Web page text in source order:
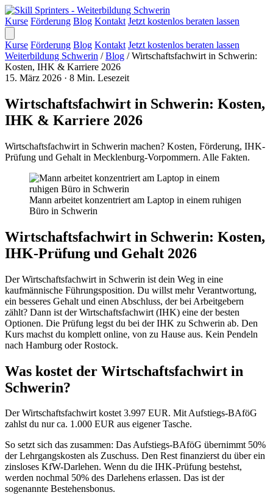
Kurse Förderung Blog Kontakt Jetzt kostenlos beraten lassen
Kurse Förderung Blog Kontakt Jetzt kostenlos beraten lassen
Weiterbildung Schwerin / Blog / Wirtschaftsfachwirt in Schwerin:
Kosten, IHK & Karriere 2026
15. März 2026 · 8 Min. Lesezeit
Wirtschaftsfachwirt in Schwerin: Kosten,
IHK & Karriere 2026
Wirtschaftsfachwirt in Schwerin machen? Kosten, Förderung, IHK-
Prüfung und Gehalt in Mecklenburg-Vorpommern. Alle Fakten.
Mann arbeitet konzentriert am Laptop in einem ruhigen
Büro in Schwerin
Wirtschaftsfachwirt in Schwerin: Kosten,
IHK-Prüfung und Gehalt 2026
Der Wirtschaftsfachwirt in Schwerin ist dein Weg in eine
kaufmännische Führungsposition. Du willst mehr Verantwortung,
ein besseres Gehalt und einen Abschluss, der bei Arbeitgebern
zählt? Dann ist der Wirtschaftsfachwirt (IHK) eine der besten
Optionen. Die Prüfung legst du bei der IHK zu Schwerin ab. Den
Kurs machst du komplett online, von zu Hause aus. Kein Pendeln
nach Hamburg oder Rostock.
Was kostet der Wirtschaftsfachwirt in
Schwerin?
Der Wirtschaftsfachwirt kostet 3.997 EUR. Mit Aufstiegs-BAföG
zahlst du nur ca. 1.000 EUR aus eigener Tasche.
So setzt sich das zusammen: Das Aufstiegs-BAföG übernimmt 50%
der Lehrgangskosten als Zuschuss. Den Rest finanzierst du über ein
zinsloses KfW-Darlehen. Wenn du die IHK-Prüfung bestehst,
werden nochmal 50% des Darlehens erlassen. Das ist der
sogenannte Bestehensbonus.